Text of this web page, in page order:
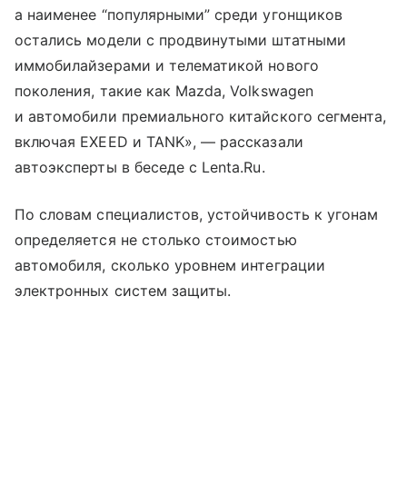
а наименее “популярными” среди угонщиков
остались модели с продвинутыми штатными
иммобилайзерами и телематикой нового
поколения, такие как Mazda, Volkswagen
и автомобили премиального китайского сегмента,
включая EXEED и TANK», — рассказали
автоэксперты в беседе с Lenta.Ru.
По словам специалистов, устойчивость к угонам
определяется не столько стоимостью
автомобиля, сколько уровнем интеграции
электронных систем защиты.